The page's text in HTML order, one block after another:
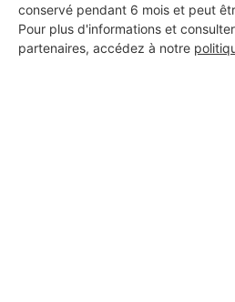
conservé pendant 6 mois et peut
Pour plus d'informations et
partenaires, accédez à notre
Voir sa fiche